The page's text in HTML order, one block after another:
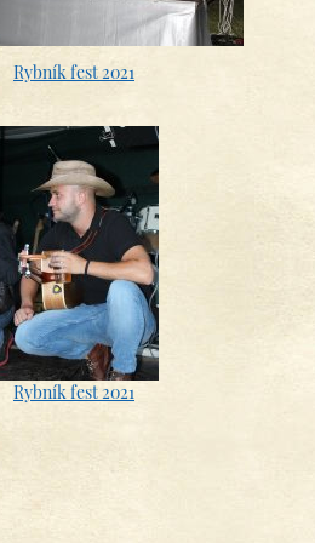
Rybník fest 2021
Rybník fest 2021